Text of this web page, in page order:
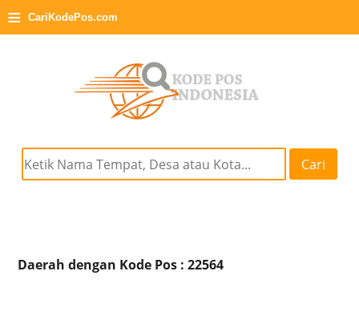
≡ CariKodePos.com
Cari
Daerah dengan Kode Pos : 22564